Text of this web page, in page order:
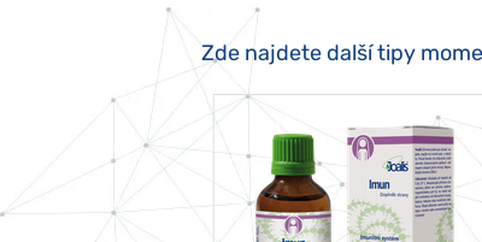
Zde najdete další tipy